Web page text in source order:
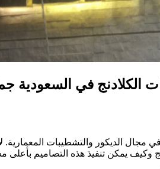
الكلادنج في السعودية
الديكور والتشطيبات المعمارية.
وكيف يمكن تنفيذ هذه التصاميم بأعلى